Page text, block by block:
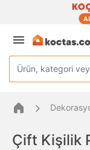
Ürün, kategori
Çift Kişilik